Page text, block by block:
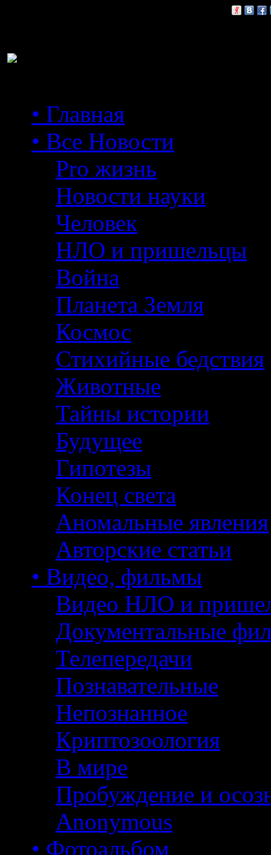
• Главная
• Все Новости
Pro жизнь
Новости науки
Человек
НЛО и пришельцы
Война
Планета Земля
Космос
Стихийные бедствия
Животные
Тайны истории
Будущее
Гипотезы
Конец света
Аномальные явления
Авторские статьи
• Видео, фильмы
Видео НЛО и
Документальные
Телепередачи
Познавательные
Непознанное
Криптозоология
В мире
Пробуждение и
Anonymous
• Фотоальбом